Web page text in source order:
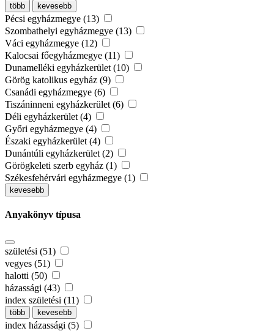
több kevesebb
Pécsi egyházmegye (13)
Szombathelyi egyházmegye (13)
Váci egyházmegye (12)
Kalocsai főegyházmegye (11)
Dunamelléki egyházkerület (10)
Görög katolikus egyház (9)
Csanádi egyházmegye (6)
Tiszáninneni egyházkerület (6)
Déli egyházkerület (4)
Győri egyházmegye (4)
Északi egyházkerület (4)
Dunántúli egyházkerület (2)
Görögkeleti szerb egyház (1)
Székesfehérvári egyházmegye (1)
kevesebb
Anyakönyv típusa
születési (51)
vegyes (51)
halotti (50)
házassági (43)
index születési (11)
több kevesebb
index házassági (5)